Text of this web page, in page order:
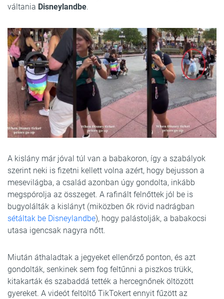
váltania Disneylandbe.
A kislány már jóval túl van a babakoron, így a szabályok
szerint neki is fizetni kellett volna azért, hogy bejusson a
mesevilágba, a család azonban úgy gondolta, inkább
megspórolja az összeget. A rafinált felnőttek jól be is
bugyolálták a kislányt (miközben ők rövid nadrágban
sétáltak be Disneylandbe), hogy palástolják, a babakocsi
utasa igencsak nagyra nőtt.
Miután áthaladtak a jegyeket ellenőrző ponton, és azt
gondolták, senkinek sem fog feltűnni a piszkos trükk,
kitakarták és szabaddá tették a hercegnőnek öltözött
gyereket. A videót feltöltő TikTokert ennyit fűzött az